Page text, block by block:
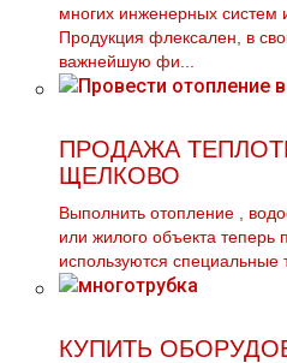
многих инженерных систем
Продукция флексален, в
важнейшую фи...
ПРОДАЖА
ЩЕЛКОВО
Выполнить oтoпление ,
или жилого объекта теперь
используются специальные
КУПИТЬ